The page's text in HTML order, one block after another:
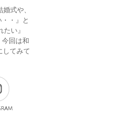
式や、
・』と
い』
今回は和
してみて